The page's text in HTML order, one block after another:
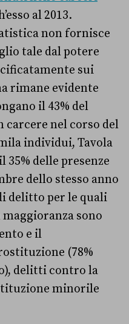
al 2013.
non fornisce
tale dal potere
sui
rimane evidente
il 43% del
nel corso del
individui, Tavola
35% delle presenze
dello stesso anno
delitto per le quali
sono
e il
(78%
delitti contro la
minorile